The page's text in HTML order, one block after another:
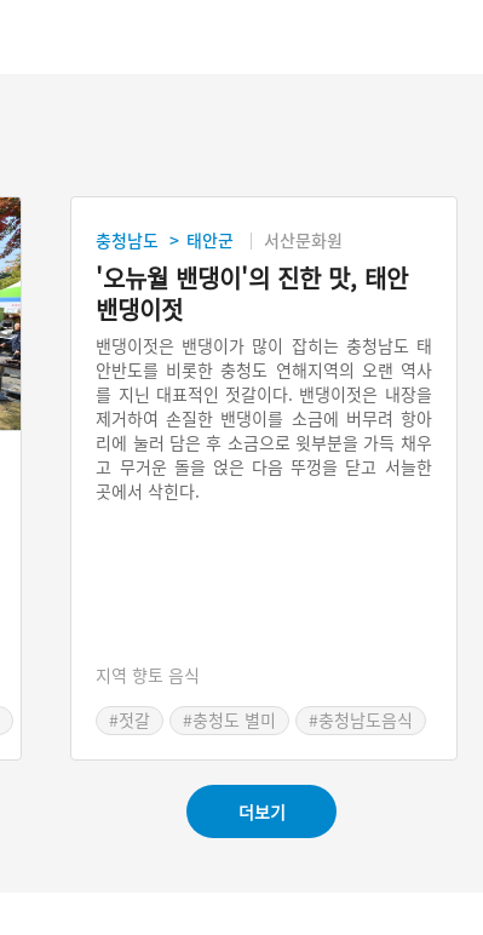
충청남도 > 태안군 서산문화원
'오뉴월 밴댕이'의 진한 맛, 태안
밴댕이젓
밴댕이젓은 밴댕이가 많이 잡히는 충청남도 태
안반도를 비롯한 충청도 연해지역의 오랜 역사
를 지닌 대표적인 젓갈이다. 밴댕이젓은 내장을
제거하여 손질한 밴댕이를 소금에 버무려 항아
리에 눌러 담은 후 소금으로 윗부분을 가득 채우
고 무거운 돌을 얹은 다음 뚜껑을 닫고 서늘한
곳에서 삭힌다.
지역 향토 음식
#젓갈
#충청도 별미 #충청남도음식
더보기